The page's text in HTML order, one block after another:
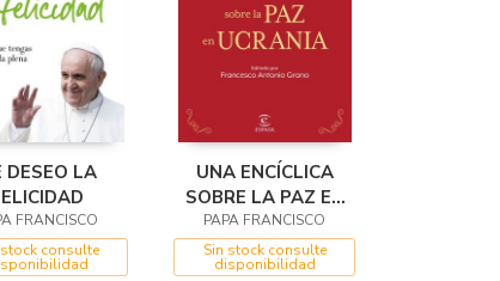
DESEO LA
FRANCISCO
consulte
UNA ENCÍCLICA
SOBRE LA PAZ EN
UCRANIA
PAPA FRANCISCO
Sin stock consulte
disponibilidad